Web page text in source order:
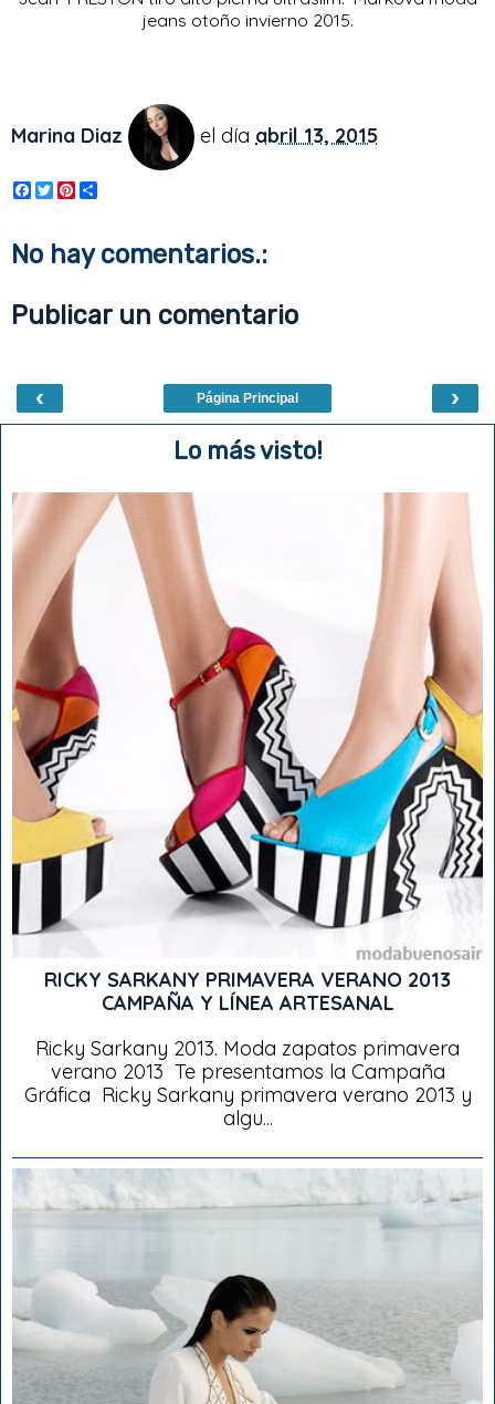
jeans otoño invierno 2015.
Marina Diaz el día abril 13, 2015
F
a
e
b
k
T
w
t
t
P
t
e
s
t
r
e
No hay comentarios.:
Publicar un comentario
‹ ›
Página Principal
Lo más visto!
RICKY SARKANY PRIMAVERA VERANO 2013
CAMPAÑA Y LÍNEA ARTESANAL
Ricky Sarkany 2013. Moda zapatos primavera
verano 2013 Te presentamos la Campaña
Gráfica Ricky Sarkany primavera verano 2013 y
algu...